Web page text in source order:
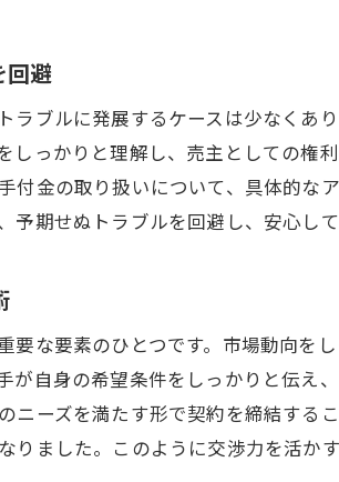
市場動向を活かした投資戦略
地域別の市場特性を理解する
成功事例に学ぶ市場分析法
律知識を武器に！宇都宮市での不動
不動産契約に必要な基本的な法律知
法律変更が取引に与える影響
法律相談のプロを活用する方法
安心できる法律手続きを進めるため
都宮市で理想の物件を見つけるため
回避
ラブルに発展するケースは少なくあ
っかりと理解し、売主としての権
金の取り扱いについて、具体的な
期せぬトラブルを回避し、安心し
要な要素のひとつです。市場動向を
が自身の希望条件をしっかりと伝え
ニーズを満たす形で契約を締結する
ました。このように交渉力を活か